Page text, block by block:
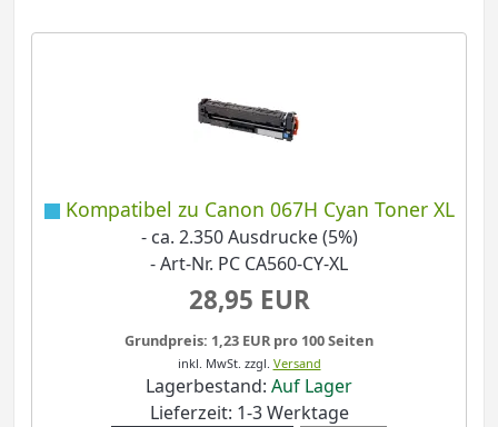
Kompatibel zu Canon 067H Cyan Toner XL
- ca. 2.350 Ausdrucke (5%)
- Art-Nr. PC CA560-CY-XL
28,95 EUR
Grundpreis: 1,23 EUR pro 100 Seiten
inkl. MwSt. zzgl. Versand
Lagerbestand: Auf Lager
Lieferzeit: 1-3 Werktage